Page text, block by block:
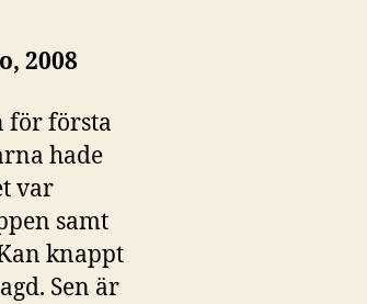
2008
för första
hade
var
samt
knappt
Sen är